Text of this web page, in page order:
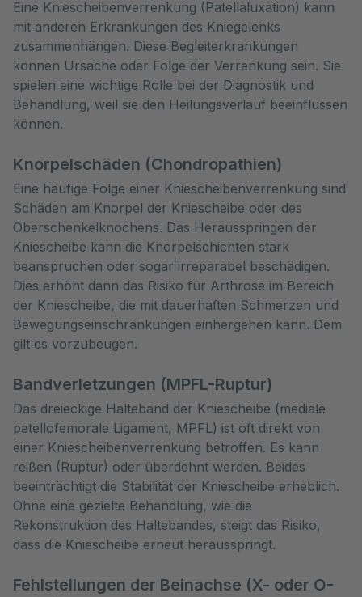
Eine Kniescheibenverrenkung (Patellaluxation) kann
mit anderen Erkrankungen des Kniegelenks
zusammenhängen. Diese Begleiterkrankungen
können Ursache oder Folge der Verrenkung sein. Sie
spielen eine wichtige Rolle bei der Diagnostik und
Behandlung, weil sie den Heilungsverlauf beeinflussen
können.
Knorpelschäden (Chondropathien)
Eine häufige Folge einer Kniescheibenverrenkung sind
Schäden am Knorpel der Kniescheibe oder des
Oberschenkelknochens. Das Herausspringen der
Kniescheibe kann die Knorpelschichten stark
beanspruchen oder sogar irreparabel beschädigen.
Dies erhöht dann das Risiko für Arthrose im Bereich
der Kniescheibe, die mit dauerhaften Schmerzen und
Bewegungseinschränkungen einhergehen kann. Dem
gilt es vorzubeugen.
Bandverletzungen (MPFL-Ruptur)
Das dreieckige Halteband der Kniescheibe (mediale
patellofemorale Ligament, MPFL) ist oft direkt von
einer Kniescheibenverrenkung betroffen. Es kann
reißen (Ruptur) oder überdehnt werden. Beides
beeinträchtigt die Stabilität der Kniescheibe erheblich.
Ohne eine gezielte Behandlung, wie die
Rekonstruktion des Haltebandes, steigt das Risiko,
dass die Kniescheibe erneut herausspringt.
Fehlstellungen der Beinachse (X- oder O-